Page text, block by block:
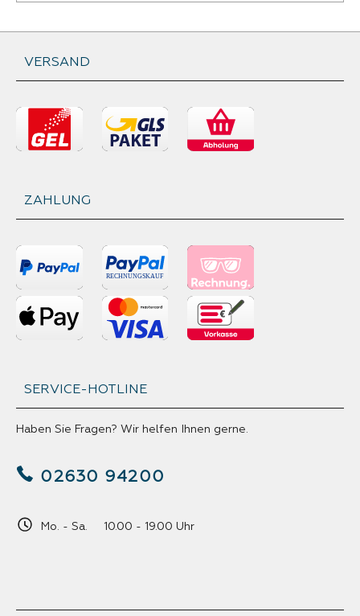
VERSAND
ZAHLUNG
SERVICE-HOTLINE
Haben Sie Fragen? Wir helfen Ihnen gerne.
02630 94200
Mo. - Sa. 10.00 - 19.00 Uhr